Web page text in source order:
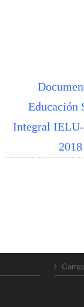
Educación
Integral
2018